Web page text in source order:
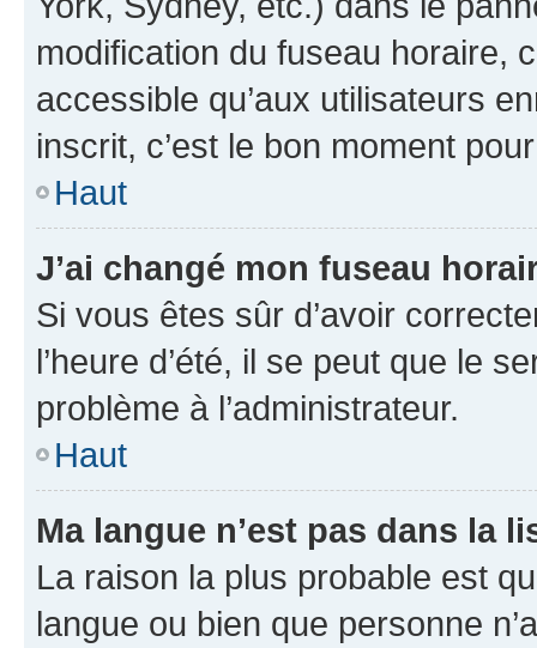
modification du fuseau horaire,
accessible qu’aux utilisateurs
inscrit, c’est le bon moment
Haut
J’ai changé mon fuseau
Si vous êtes sûr d’avoir
l’heure d’été, il se peut que le
problème à l’administrateur.
Haut
Ma langue n’est pas dans la
La raison la plus probable est
langue ou bien que personne